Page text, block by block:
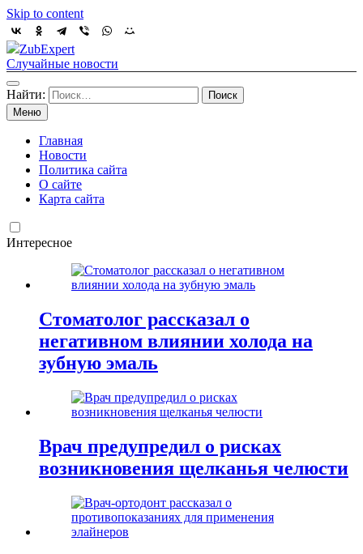
Skip to content
ZubExpert
Случайные новости
Найти:
Меню
Главная
Новости
Политика сайта
О сайте
Карта сайта
Интересное
Стоматолог рассказал о
негативном влиянии холода на
зубную эмаль
Врач предупредил о рисках
возникновения щелканья челюсти